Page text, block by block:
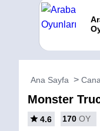
Ana Sayfa
Monster
4.6 170 OY